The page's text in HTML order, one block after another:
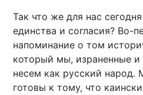
Так что же для нас
единства и согласия? Во-
напоминание о том
который мы, израненные и
несем как русский
готовы к тому, что